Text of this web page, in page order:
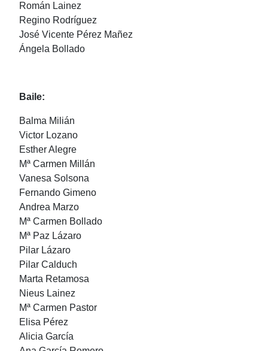
Román Lainez
Regino Rodríguez
José Vicente Pérez Mañez
Ángela Bollado
Baile:
Balma Milián
Victor Lozano
Esther Alegre
Mª Carmen Millán
Vanesa Solsona
Fernando Gimeno
Andrea Marzo
Mª Carmen Bollado
Mª Paz Lázaro
Pilar Lázaro
Pilar Calduch
Marta Retamosa
Nieus Lainez
Mª Carmen Pastor
Elisa Pérez
Alicia García